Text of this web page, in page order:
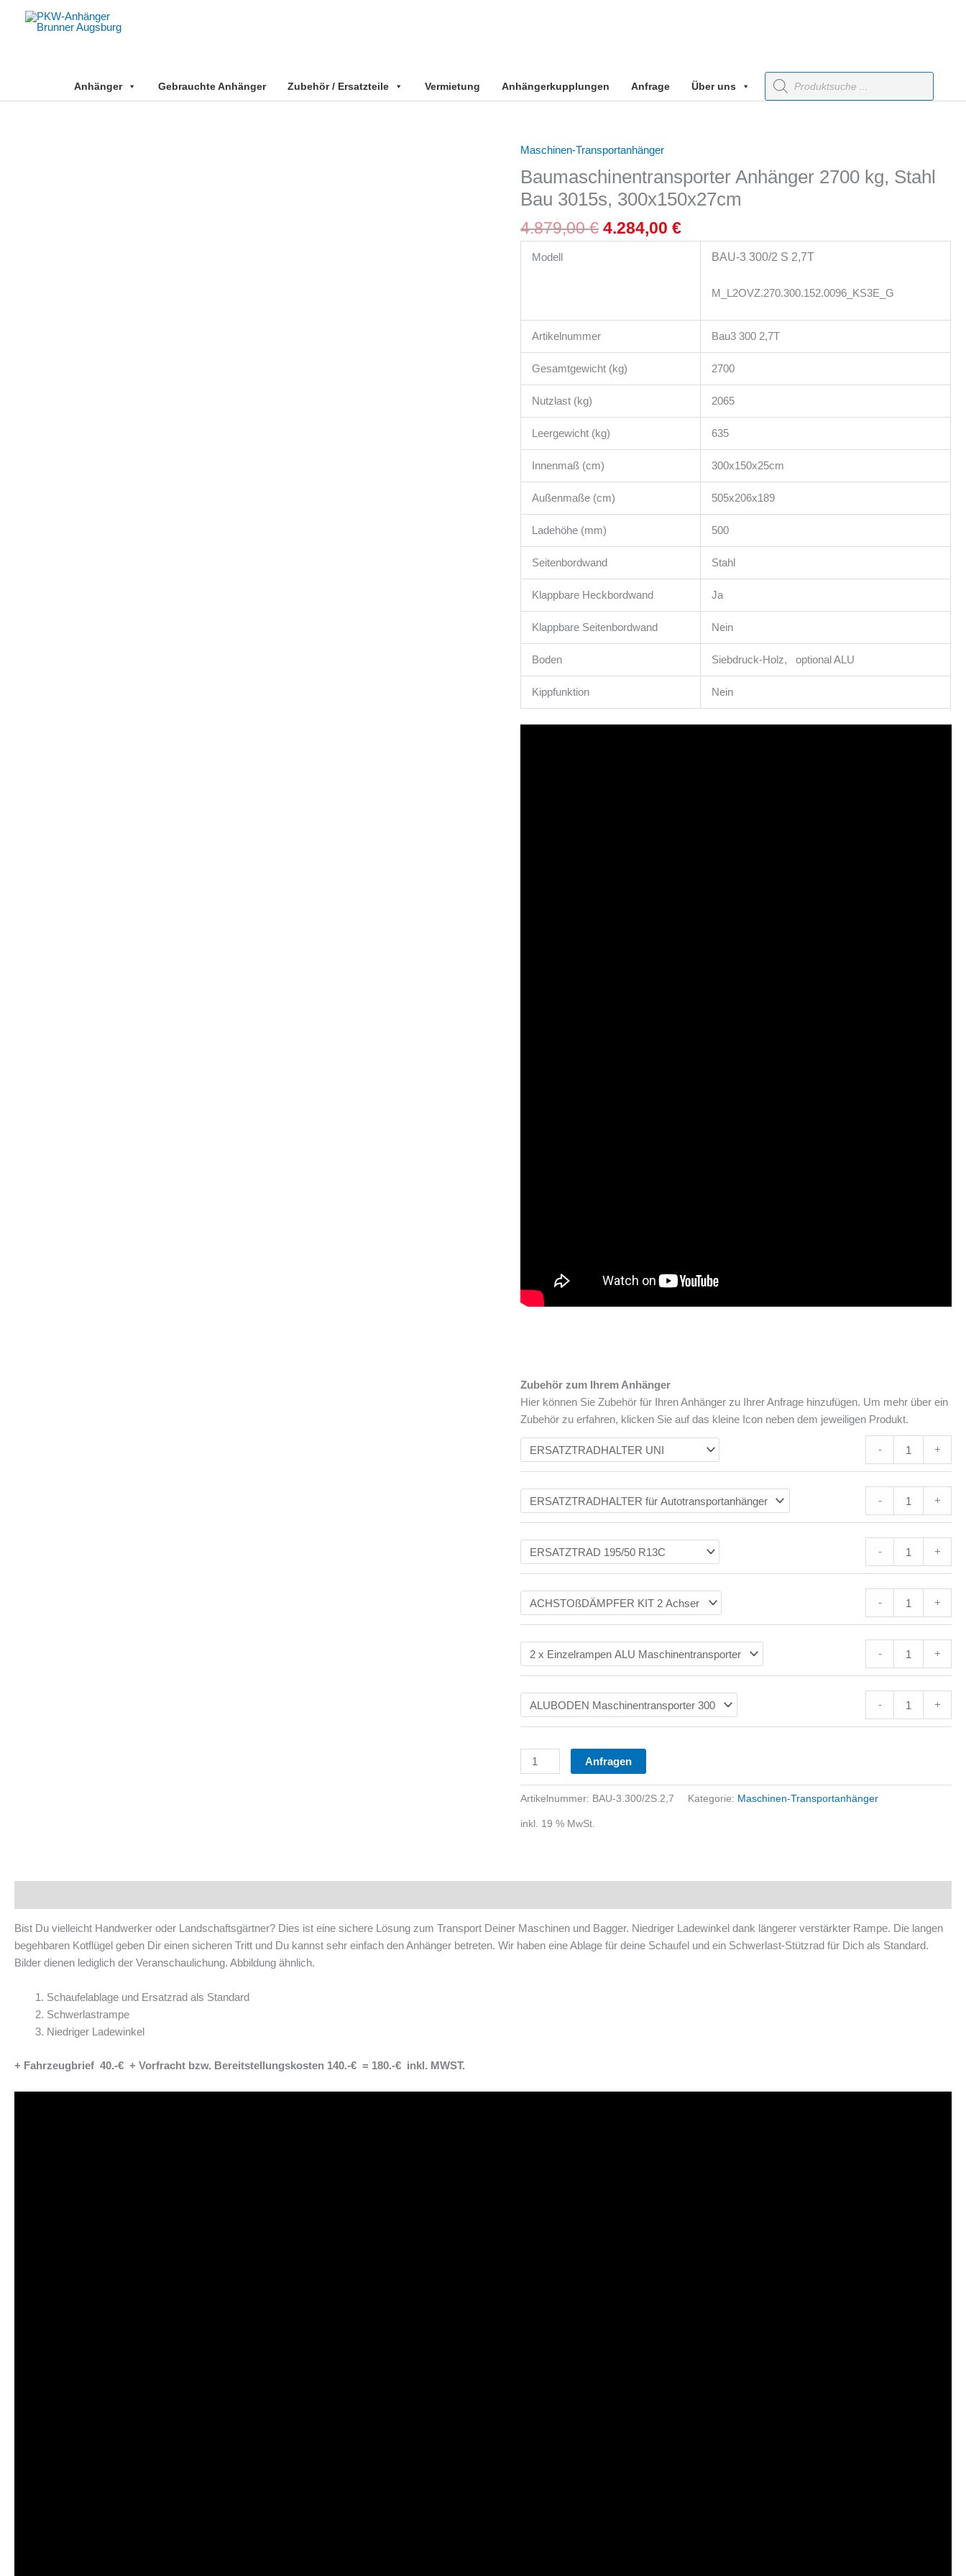
Anhänger Gebrauchte Anhänger Zubehör / Ersatzteile Vermietung Anhängerkupplungen Anfrage Über uns
Products
search
Maschinen-Transportanhänger
Baumaschinentransporter Anhänger 2700 kg, Stahl
Bau 3015s, 300x150x27cm
4.879,00€
Ursprünglicher
Preis
war:
4.879,00 €
4.284,00€
Preis
ist:
4.284,00 €.
Modell BAU-3 300/2 S 2,7T
M_L2OVZ.270.300.152.0096_KS3E_G
Artikelnummer Bau3 300 2,7T
Gesamtgewicht (kg) 2700
Nutzlast (kg) 2065
Leergewicht (kg) 635
Innenmaß (cm) 300x150x25cm
Außenmaße (cm) 505x206x189
Ladehöhe (mm) 500
Seitenbordwand Stahl
Klappbare Heckbordwand Ja
Klappbare Seitenbordwand Nein
Boden Siebdruck-Holz, optional ALU
Kippfunktion Nein
Zubehör zum Ihrem Anhänger
Hier können Sie Zubehör für Ihren Anhänger zu Ihrer Anfrage hinzufügen. Um mehr über ein
Zubehör zu erfahren, klicken Sie auf das kleine Icon neben dem jeweiligen Produkt.
- +
- +
- +
- +
- +
- +
Baumaschinentransporter
Anhänger
2700
kg,
Stahl
Bau
3015s,
Anfragen
Artikelnummer: BAU-3.300/2S.2,7 Kategorie: Maschinen-Transportanhänger
inkl. 19 % MwSt.
Bist Du vielleicht Handwerker oder Landschaftsgärtner? Dies ist eine sichere Lösung zum Transport Deiner Maschinen und Bagger. Niedriger Ladewinkel dank längerer verstärkter Rampe. Die langen
begehbaren Kotflügel geben Dir einen sicheren Tritt und Du kannst sehr einfach den Anhänger betreten. Wir haben eine Ablage für deine Schaufel und ein Schwerlast-Stützrad für Dich als Standard.
Bilder dienen lediglich der Veranschaulichung. Abbildung ähnlich.
Schaufelablage und Ersatzrad als Standard
Schwerlastrampe
Niedriger Ladewinkel
+ Fahrzeugbrief 40.-€ + Vorfracht bzw. Bereitstellungskosten 140.-€ = 180.-€ inkl. MWST.